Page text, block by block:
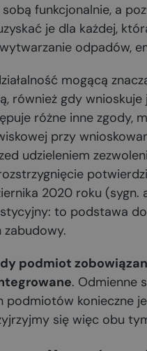
funkcjonalnie, a
je dla każdej,
odpadów,
mogącą
również gdy wnioskuje
różne inne zgody,
przy
udzieleniem
2020 roku
to podstawa
podmiot
. Odmienne
konieczne
się więc obu